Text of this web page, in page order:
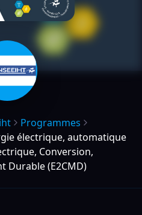
Programmes
électrique, automatique
Conversion,
Durable (E2CMD)